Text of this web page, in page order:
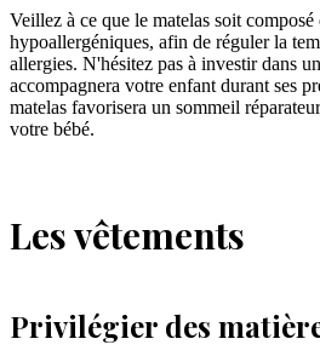
Veillez à ce que le matelas soit
hypoallergéniques, afin de réguler la
allergies. N'hésitez pas à investir dans
accompagnera votre enfant durant ses
matelas favorisera un sommeil
votre bébé.
Les vêtements
Privilégier des